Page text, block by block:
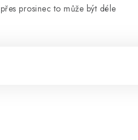
přes prosinec to může být déle